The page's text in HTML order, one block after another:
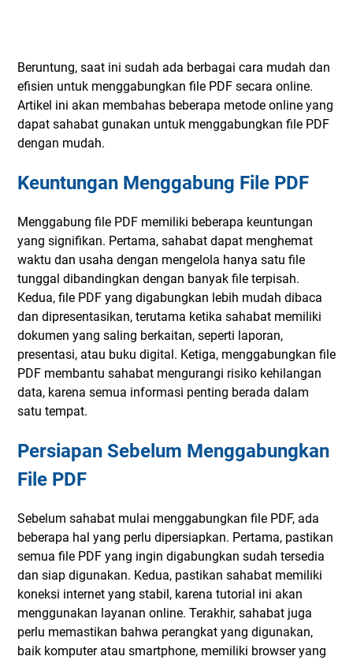
Beruntung, saat ini sudah ada berbagai cara mudah dan
efisien untuk menggabungkan file PDF secara online.
Artikel ini akan membahas beberapa metode online yang
dapat sahabat gunakan untuk menggabungkan file PDF
dengan mudah.
Keuntungan Menggabung File PDF
Menggabung file PDF memiliki beberapa keuntungan
yang signifikan. Pertama, sahabat dapat menghemat
waktu dan usaha dengan mengelola hanya satu file
tunggal dibandingkan dengan banyak file terpisah.
Kedua, file PDF yang digabungkan lebih mudah dibaca
dan dipresentasikan, terutama ketika sahabat memiliki
dokumen yang saling berkaitan, seperti laporan,
presentasi, atau buku digital. Ketiga, menggabungkan file
PDF membantu sahabat mengurangi risiko kehilangan
data, karena semua informasi penting berada dalam
satu tempat.
Persiapan Sebelum Menggabungkan
File PDF
Sebelum sahabat mulai menggabungkan file PDF, ada
beberapa hal yang perlu dipersiapkan. Pertama, pastikan
semua file PDF yang ingin digabungkan sudah tersedia
dan siap digunakan. Kedua, pastikan sahabat memiliki
koneksi internet yang stabil, karena tutorial ini akan
menggunakan layanan online. Terakhir, sahabat juga
perlu memastikan bahwa perangkat yang digunakan,
baik komputer atau smartphone, memiliki browser yang